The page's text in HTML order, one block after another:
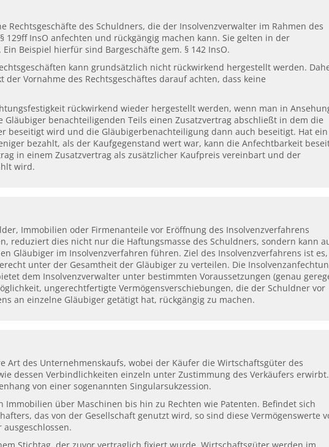
Rechtsgeschäfte des Schuldners, die der Insolvenzverwalter im Rahmen des
129ff InsO anfechten und rückgängig machen kann. Sie gelten in der
Beispiel hierfür sind Bargeschäfte gem. § 142 InsO.
kann grundsätzlich nicht rückwirkend hergestellt werden.
Vornahme des Rechtsgeschäftes darauf achten, dass keine
rückwirkend wieder hergestellt werden, wenn man in
Gläubiger benachteiligenden Teils einen Zusatzvertrag abschließt in dem die
beseitigt wird und die Gläubigerbenachteiligung dann auch beseitigt. Hat ein
bezahlt, als der Kaufgegenstand wert war, kann die Anfechtbarkeit
in einem Zusatzvertrag als zusätzlicher Kaufpreis vereinbart und der
wird.
Immobilien oder Firmenanteile vor Eröffnung des Insolvenzverfahrens
reduziert dies nicht nur die Haftungsmasse des Schuldners, sondern kann
Gläubiger im Insolvenzverfahren führen. Ziel des Insolvenzverfahrens ist es,
unter der Gesamtheit der Gläubiger zu verteilen. Die
dem Insolvenzverwalter unter bestimmten Voraussetzungen (genau
ungerechtfertigte Vermögensverschiebungen, die der Schuldner vor
an einzelne Gläubiger getätigt hat, rückgängig zu machen.
Art des Unternehmenskaufs, wobei der Käufer die Wirtschaftsgüter des
dessen Verbindlichkeiten einzeln unter Zustimmung des Verkäufers erwirbt.
von einer sogenannten Singularsukzession.
Immobilien über Maschinen bis hin zu Rechten wie Patenten. Befindet sich
das von der Gesellschaft genutzt wird, so sind diese Vermögenswerte